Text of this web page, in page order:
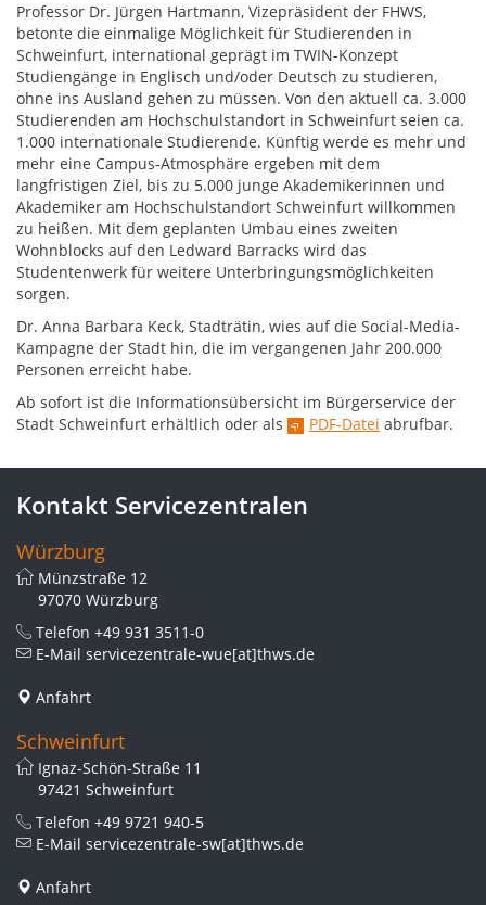
Professor Dr. Jürgen Hartmann, Vizepräsident der FHWS,
betonte die einmalige Möglichkeit für Studierenden in
Schweinfurt, international geprägt im TWIN-Konzept
Studiengänge in Englisch und/oder Deutsch zu studieren,
ohne ins Ausland gehen zu müssen. Von den aktuell ca. 3.000
Studierenden am Hochschulstandort in Schweinfurt seien ca.
1.000 internationale Studierende. Künftig werde es mehr und
mehr eine Campus-Atmosphäre ergeben mit dem
langfristigen Ziel, bis zu 5.000 junge Akademikerinnen und
Akademiker am Hochschulstandort Schweinfurt willkommen
zu heißen. Mit dem geplanten Umbau eines zweiten
Wohnblocks auf den Ledward Barracks wird das
Studentenwerk für weitere Unterbringungsmöglichkeiten
sorgen.
Dr. Anna Barbara Keck, Stadträtin, wies auf die Social-Media-
Kampagne der Stadt hin, die im vergangenen Jahr 200.000
Personen erreicht habe.
Ab sofort ist die Informationsübersicht im Bürgerservice der
Stadt Schweinfurt erhältlich oder als
PDF-Datei abrufbar.
Kontakt Servicezentralen
Würzburg
Münzstraße 12
97070 Würzburg
Telefon +49 931 3511-0
E-Mail servicezentrale-wue[at]thws.de
Anfahrt
Schweinfurt
Ignaz-Schön-Straße 11
97421 Schweinfurt
Telefon +49 9721 940-5
E-Mail servicezentrale-sw[at]thws.de
Anfahrt